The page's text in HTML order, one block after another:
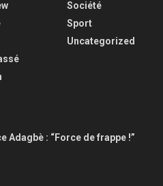
Société
Sport
Uncategorized
Adagbè : “Force de frappe !”